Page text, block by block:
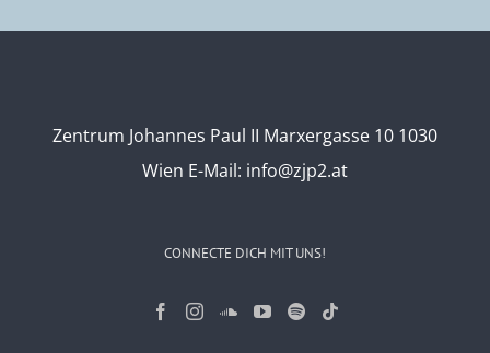
Zentrum Johannes Paul II Marxergasse 10 1030
Wien E-Mail: info@zjp2.at
CONNECTE DICH MIT UNS!